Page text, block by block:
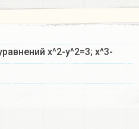
x^2-y^2=3; x^3-